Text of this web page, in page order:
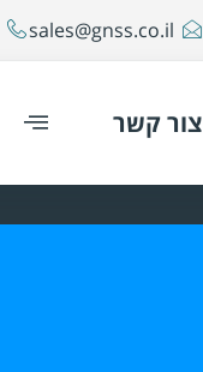
sales@gnss.co.il
צור קשר